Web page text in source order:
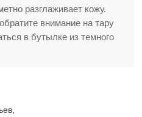
разглаживает кожу.
внимание на тару
в бутылке из темного